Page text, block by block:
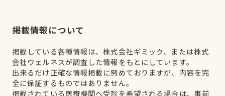
掲載情報について
掲載している各種情報は、株式会社ギミック、または株式
会社ウェルネスが調査した情報をもとにしています。
出来るだけ正確な情報掲載に努めておりますが、内容を完
全に保証するものではありません。
掲載されている医療機関へ受診を希望される場合は、事前